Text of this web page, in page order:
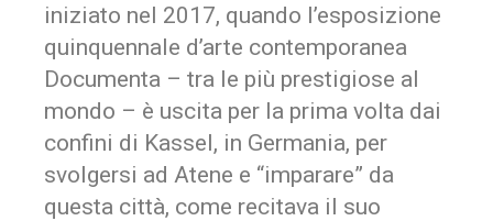
iniziato nel 2017, quando l’esposizione
quinquennale d’arte contemporanea
Documenta – tra le più prestigiose al
mondo – è uscita per la prima volta dai
confini di Kassel, in Germania, per
svolgersi ad Atene e “imparare” da
questa città, come recitava il suo